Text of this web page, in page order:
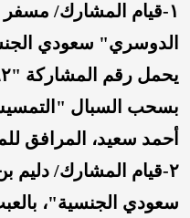
١-قيام المشارك/
الدوسري" سعودي
بسحب السبال
أحمد سعيد، المرافق
٢-قيام المشارك/
سعودي الجنسية"،